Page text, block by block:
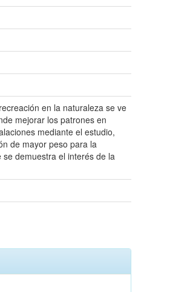
en la naturaleza se ve
mejorar los patrones en
mediante el estudio,
de mayor peso para la
demuestra el interés de la